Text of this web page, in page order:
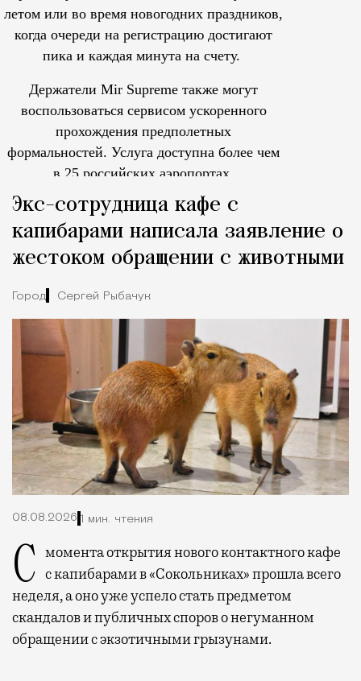
летом или во время новогодних праздников,
когда очереди на регистрацию достигают
пика и каждая минута на счету.
Держатели Mir Supreme также могут
воспользоваться сервисом ускоренного
прохождения предполетных
формальностей. Услуга доступна более чем
в 25 российских аэропортах.
Экс-сотрудница кафе с
капибарами написала заявление о
жестоком обращении с животными
Город Сергей Рыбачук
08.08.2026 1 мин. чтения
С момента открытия нового контактного кафе с капибарами в «Сокольниках» прошла всего
неделя, а оно уже успело стать предметом
скандалов и публичных споров о негуманном
обращении с экзотичными грызунами.